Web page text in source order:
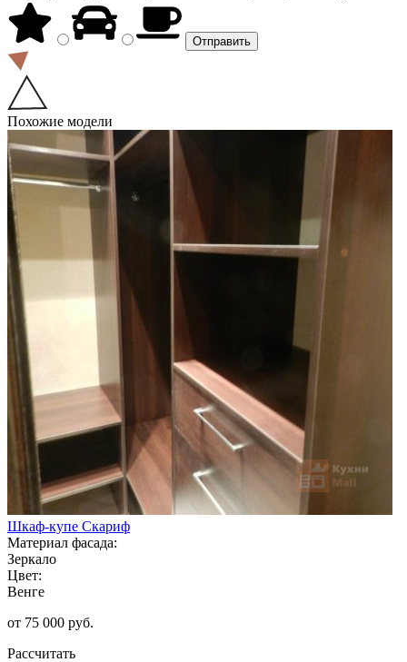
Похожие модели
Шкаф-купе Скариф
Материал фасада:
Зеркало
Цвет:
Венге
от 75 000 руб.
Рассчитать